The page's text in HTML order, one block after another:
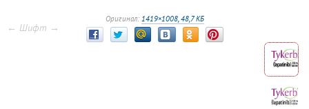
Оригинал: 1419×1008, 48,7 КБ
← Шифт →